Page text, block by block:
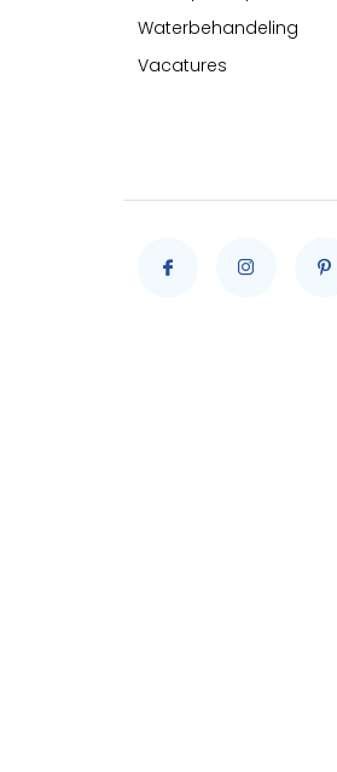
Waterbehandeling
Vacatures